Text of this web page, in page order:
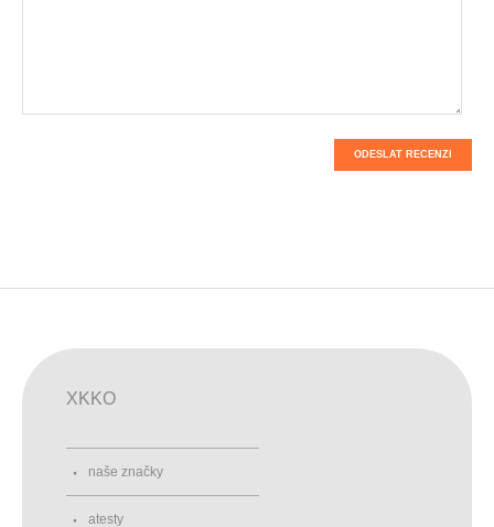
ODESLAT RECENZI
XKKO
naše značky
atesty